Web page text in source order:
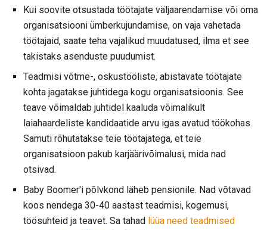
Kui soovite otsustada töötajate väljaarendamise või oma
organisatsiooni ümberkujundamise, on vaja vahetada
töötajaid, saate teha vajalikud muudatused, ilma et see
takistaks asenduste puudumist.
Teadmisi võtme-, oskustööliste, abistavate töötajate
kohta jagatakse juhtidega kogu organisatsioonis. See
teave võimaldab juhtidel kaaluda võimalikult
laiahaardeliste kandidaatide arvu igas avatud töökohas.
Samuti rõhutatakse teie töötajatega, et teie
organisatsioon pakub karjäärivõimalusi, mida nad
otsivad.
Baby Boomer'i põlvkond läheb pensionile. Nad võtavad
koos nendega 30-40 aastast teadmisi, kogemusi,
töösuhteid ja teavet. Sa tahad lüüa need teadmised